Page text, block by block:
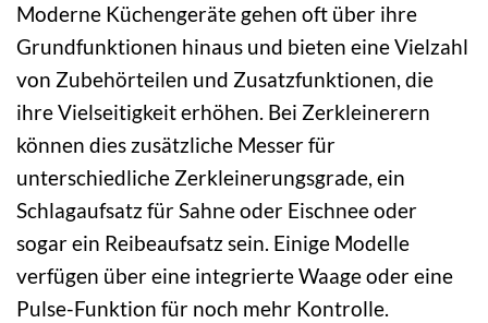
Moderne Küchengeräte gehen oft über ihre
Grundfunktionen hinaus und bieten eine Vielzahl
von Zubehörteilen und Zusatzfunktionen, die
ihre Vielseitigkeit erhöhen. Bei Zerkleinerern
können dies zusätzliche Messer für
unterschiedliche Zerkleinerungsgrade, ein
Schlagaufsatz für Sahne oder Eischnee oder
sogar ein Reibeaufsatz sein. Einige Modelle
verfügen über eine integrierte Waage oder eine
Pulse-Funktion für noch mehr Kontrolle.